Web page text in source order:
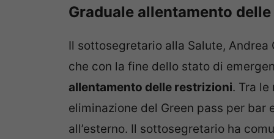
Graduale allentamento
Il sottosegretario alla Salute,
che con la fine dello stato di
allentamento delle restrizioni. Tra
eliminazione del Green pass per
all’esterno. Il sottosegretario ha